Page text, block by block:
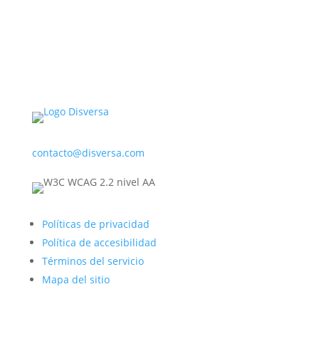
contacto@disversa.com
Políticas de privacidad
Política de accesibilidad
Términos del servicio
Mapa del sitio